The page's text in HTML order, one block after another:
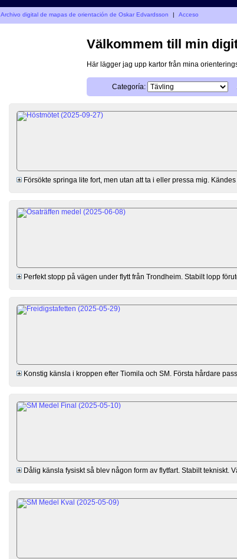
Archivo digital de mapas de orientación de Oskar Edvardsson | Acceso
Välkommem till min
Här lägger jag upp kartor från mina
Categoría:
Försökte springa lite fort, men utan att ta i eller pressa mig.
Perfekt stopp på vägen under flytt från Trondheim. Stabilt lopp
Konstig känsla i kroppen efter Tiomila och SM. Första hårdare
Dålig känsla fysiskt så blev någon form av flytfart. Stabilt tekniskt.